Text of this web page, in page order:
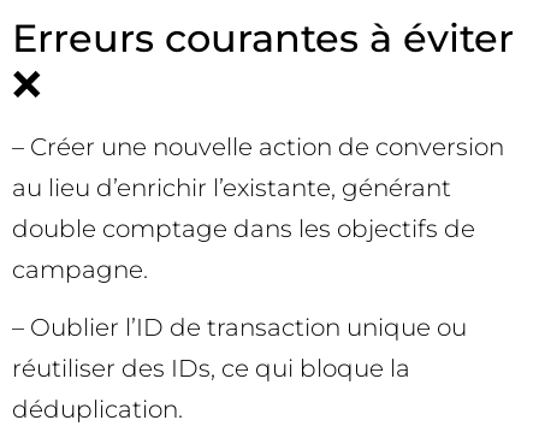
Erreurs courantes à éviter
❌
– Créer une nouvelle action de conversion
au lieu d’enrichir l’existante, générant
double comptage dans les objectifs de
campagne.
– Oublier l’ID de transaction unique ou
réutiliser des IDs, ce qui bloque la
déduplication.